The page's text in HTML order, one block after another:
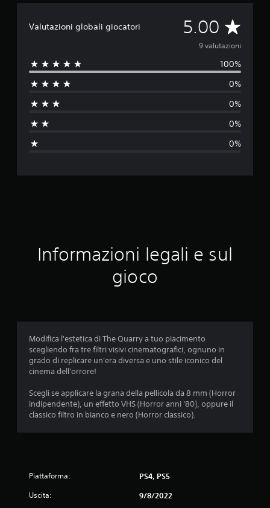
Valutazioni globali giocatori 5.00 V
a
l
u
i
e
a
i
5
9 valutazioni
100%
0%
0%
0%
0%
Informazioni legali e sul
gioco
Modifica l'estetica di The Quarry a tuo piacimento
scegliendo fra tre filtri visivi cinematografici, ognuno in
grado di replicare un'era diversa e uno stile iconico del
cinema dell'orrore!
Scegli se applicare la grana della pellicola da 8 mm (Horror
indipendente), un effetto VHS (Horror anni '80), oppure il
classico filtro in bianco e nero (Horror classico).
Piattaforma: PS4, PS5
Uscita: 9/8/2022